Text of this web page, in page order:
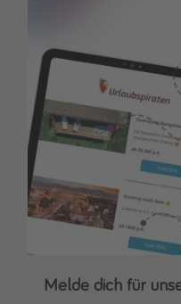
Rundreisen in Thailand
Bahnreisen in der
Reisepassfreie Reiseziele
Travel Know How
Silvesterreisen
Last Minute Urlaub
Last Minute Urlaub
Melde dich für
Downloade unsere